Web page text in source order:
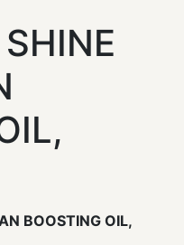
BOOSTING OIL,